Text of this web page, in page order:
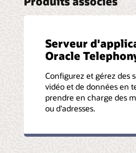
Serveur
Oracle
Configurez et gérez des
vidéo et de données en
prendre en charge des
ou d'adresses.